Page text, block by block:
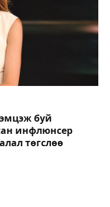
буй
инфлюнсер
төгслөө